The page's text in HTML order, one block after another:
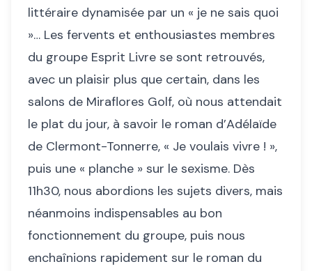
littéraire dynamisée par un « je ne sais quoi
»… Les fervents et enthousiastes membres
du groupe Esprit Livre se sont retrouvés,
avec un plaisir plus que certain, dans les
salons de Miraflores Golf, où nous attendait
le plat du jour, à savoir le roman d’Adélaïde
de Clermont-Tonnerre, « Je voulais vivre ! »,
puis une « planche » sur le sexisme. Dès
11h30, nous abordions les sujets divers, mais
néanmoins indispensables au bon
fonctionnement du groupe, puis nous
enchaînions rapidement sur le roman du